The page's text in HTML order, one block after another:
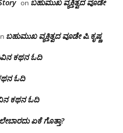
on ಬಹುಮುಖ ವ್ಯಕ್ತಿತ್ವದ ವೂಡೇ
ಬಹುಮುಖ ವ್ಯಕ್ತಿತ್ವದ ವೂಡೇ ಪಿ.ಕೃಷ್ಣ
ಕಥನ ಓದಿ
ಓದಿ
ಕಥನ ಓದಿ
ಏಕೆ ಗೊತ್ತಾ?